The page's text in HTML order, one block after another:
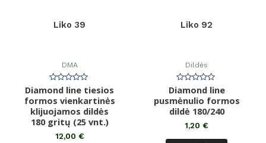
Liko 39
DMA
Įvertinimas:
0
iš
5
Diamond line tiesios
formos vienkartinės
klijuojamos dildės
180 gritų (25 vnt.)
12,00 €
Liko 92
Dildės
Įvertinimas:
0
iš
5
Diamond line
pusmėnulio formos
dildė 180/240
1,20 €